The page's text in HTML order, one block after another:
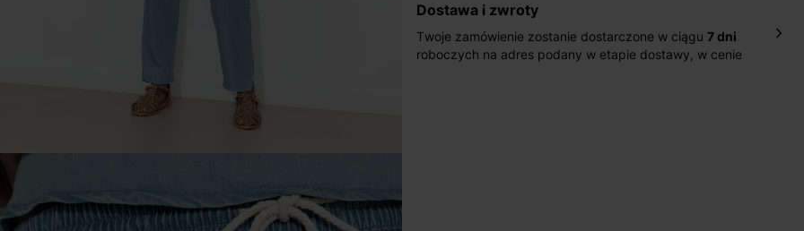
Dostawa i zwroty
Twoje zamówienie zostanie dostarczone w ciągu 7 dni
roboczych na adres podany w etapie dostawy, w cenie